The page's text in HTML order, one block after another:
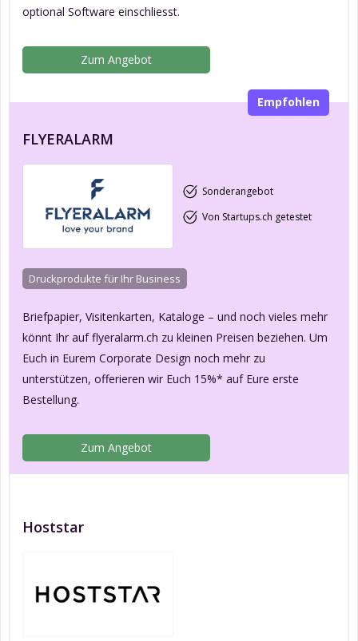
optional Software einschliesst.
Zum Angebot
FLYERALARM
Sonderangebot
Von Startups.ch getestet
Druckprodukte für Ihr Business
Briefpapier, Visitenkarten, Kataloge – und noch vieles mehr
könnt Ihr auf flyeralarm.ch zu kleinen Preisen beziehen. Um
Euch in Eurem Corporate Design noch mehr zu
unterstützen, offerieren wir Euch 15%* auf Eure erste
Bestellung.
Zum Angebot
Empfohlen
Hoststar